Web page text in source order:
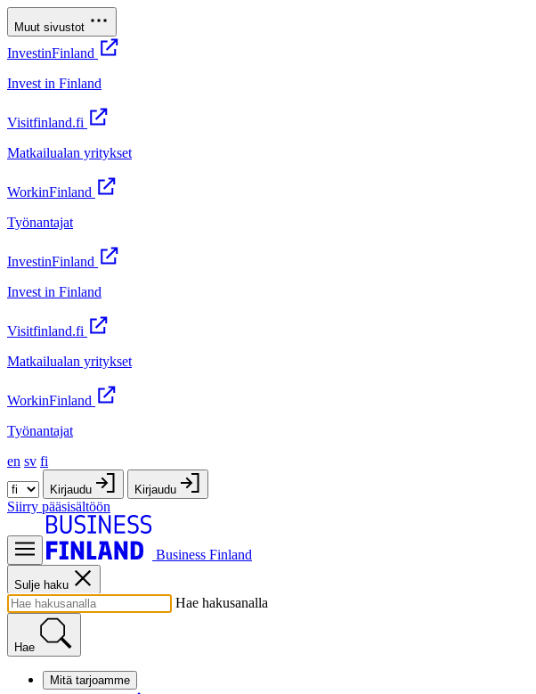
Muut sivustot
InvestinFinland
Invest in Finland
Visitfinland.fi
Matkailualan yritykset
WorkinFinland
Työnantajat
InvestinFinland
Invest in Finland
Visitfinland.fi
Matkailualan yritykset
WorkinFinland
Työnantajat
en sv fi
Kirjaudu Kirjaudu
Siirry pääsisältöön
Business Finland
Sulje haku
Hae hakusanalla
Hae
Mitä tarjoamme